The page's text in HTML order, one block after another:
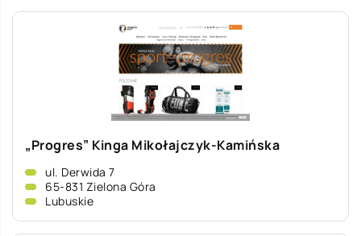
„Progres” Kinga Mikołajczyk-Kamińska
ul. Derwida 7
65-831 Zielona Góra
Lubuskie